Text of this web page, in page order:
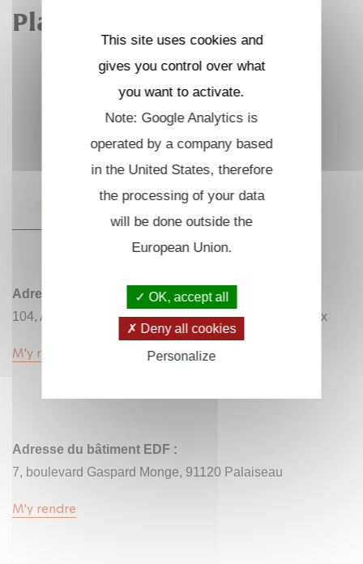
Plan d'accès
Adresse du bâtiment ENSTA :
104, Avenue Henri Becquerel, 91762 Palaiseau Cedex
M'y rendre
Adresse du bâtiment EDF :
7, boulevard Gaspard Monge, 91120 Palaiseau
M'y rendre
This site uses cookies and
gives you control over what
you want to activate.
Note: Google Analytics is
operated by a company based
in the United States, therefore
the processing of your data
will be done outside the
European Union.
OK, accept all
Deny all cookies
Personalize